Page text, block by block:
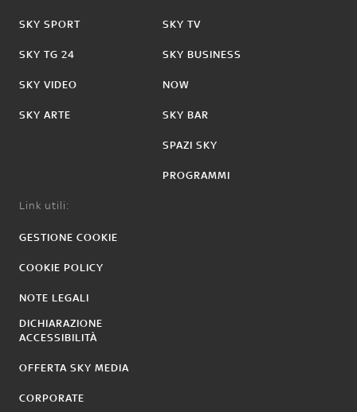
SKY SPORT
SKY TG 24
SKY VIDEO
SKY ARTE
SKY TV
SKY BUSINESS
NOW
SKY BAR
SPAZI SKY
PROGRAMMI
Link utili:
GESTIONE COOKIE
COOKIE POLICY
NOTE LEGALI
DICHIARAZIONE
ACCESSIBILITÀ
OFFERTA SKY MEDIA
CORPORATE